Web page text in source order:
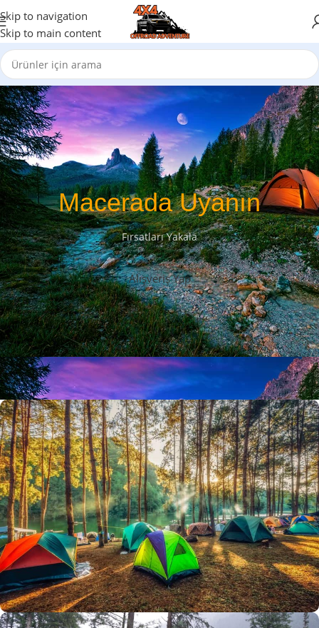
Skip to navigation
Skip to main content
Macerada Uyanın
Fırsatları Yakala
Alışveriş Yap